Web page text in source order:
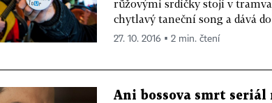
růžovými srdíčky stojí v
chytlavý taneční song a dává
27. 10. 2016 ▪ 2 min. čtení
Ani bossova smrt seriál